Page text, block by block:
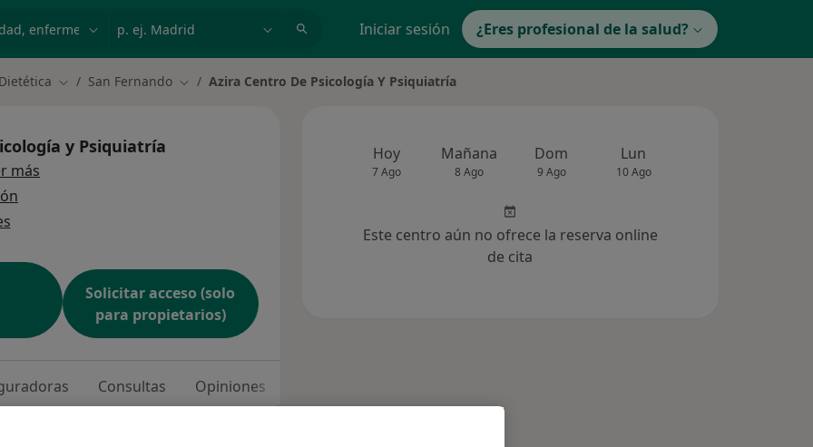
Iniciar sesión ¿Eres profesional de la salud?
Cambiar de ciudad
San Fernando Cambiar de ciudad
Azira Centro De Psicología Y Psiquiatría
y Psiquiatría
más
Solicitar acceso (solo
para propietarios)
Consultas Opiniones
Hoy
7 Ago
Mañana
8 Ago
Dom
9 Ago
Lun
10 Ago
Este centro aún no ofrece la reserva online
de cita